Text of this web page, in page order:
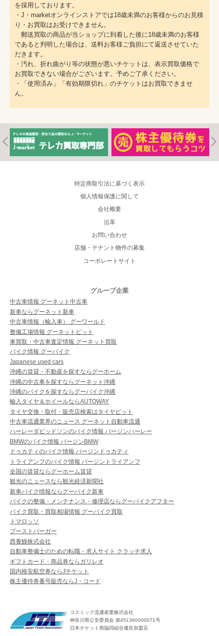
を採用しております。
・J・marketオンラインストアでは18歳未満のお客様からのお見積
り・お買取はお受けできません。
郵送買取の商品が当ショップに到着した後に18歳未満のお客様
であると判明した場合は、送料お客様ご負担にて返送させていた
だきます。
・汚れ、折れ曲がり等の状態が悪いチケットは、表示買取価格で
お買取できない場合がございます。予めご了承ください。
・「使用済み」「有効期限切れ」のチケットはお買取できませ
ん。
特定商取引法に基づく表示
個人情報保護に関して
会社概要
沿革
お問い合わせ
店舗・テナント物件の募集
コーポレートサイト
グループ企業
中古車情報 グーネット中古車
新車ならグーネット新車
中古車情報（輸入車） グーワールド
整備工場情報 グーネットピット
車買取・中古車査定情報 グーネット買取
バイク情報 グーバイク
Japanese used cars
沖縄の賃貸・不動産を探すならグーホーム
沖縄の中古車を探すならグーネット沖縄
沖縄のバイクを探すならグーバイク沖縄
輸入タイヤ＆ホイールならAUTOWAY
タイヤ交換・取付・販売店検索はタイヤピット
中古車流通業界のニュース グーネット自動車流通
ハーレーダビッドソンのバイク情報 バージンハーレー
BMWのバイク情報 バージンBMW
ドゥカティのバイク情報 バージンドゥカティ
トライアンフのバイク情報 バージントライアンフ
全国の賃貸ならグーホーム賃貸
観光のニュースなら観光経済新聞社
新車バイク情報ならグーバイク新車
バイクの整備・メンテナンス・修理店ならグーバイクアフター
バイク買取・買取相場情報 グーバイク買取
トマロッソ
ブーストバーガー
西養鰻株式会社
自動車整備士のための転職・求人サイト クラッチ求人
ギフトカード・商品券ならガリレオ
国内格安航空券ならJチケット
株主優待券番号販売ならJ・コード
コスミック流通産業株式会社
神奈川県公安委員会 第451360000071号
日本チケット商協同組合優良加盟店